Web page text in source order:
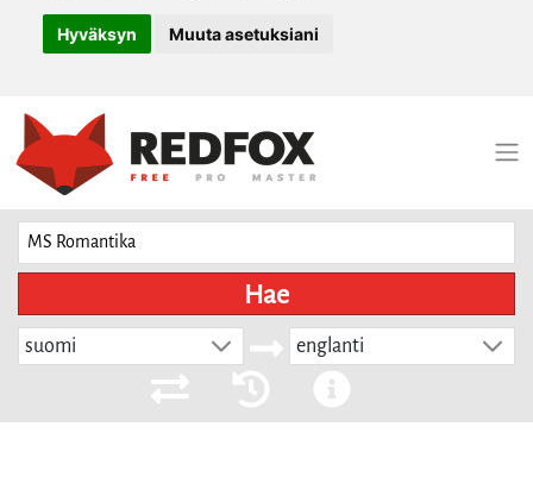
Hyväksyn Muuta asetuksiani
Hae
suomi englanti